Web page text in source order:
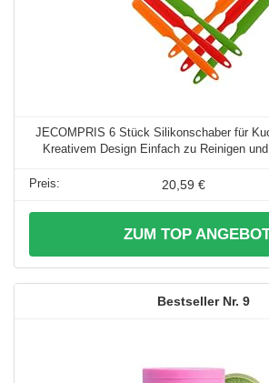
JECOMPRIS 6 Stück Silikonschaber für
Kreativem Design Einfach zu Reinigen
20,59 €
ZUM TOP
9